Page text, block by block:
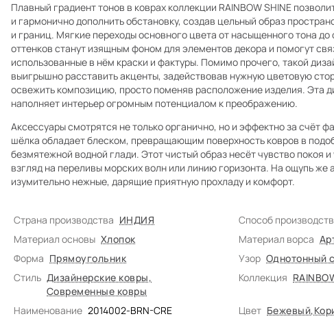
Плавный градиент тонов в коврах коллекции RAINBOW SHINE
и гармонично дополнить обстановку, создав цельный образ
и границ. Мягкие переходы основного цвета от насыщенного тона
оттенков станут изящным фоном для элементов декора и помогут
использованные в нём краски и фактуры. Помимо прочего, такой
выигрышно расставить акценты, задействовав нужную цветовую
освежить композицию, просто поменяв расположение изделия. Эта
наполняет интерьер огромным потенциалом к преображению.
Аксессуары смотрятся не только органично, но и эффектно за счёт
шёлка обладает блеском, превращающим поверхность ковров в
безмятежной водной глади. Этот чистый образ несёт чувство покоя
взгляд на переливы морских волн или линию горизонта. На ощупь же
изумительно нежные, дарящие приятную прохладу и комфорт.
Страна производства ИНДИЯ Способ
Материал основы Хлопок Материал ворса
Форма Прямоугольник Узор Однотонный
Стиль Дизайнерские ковры,
Современные ковры
Коллекция
Наименование 2014002-BRN-CRE Цвет Бежевый,